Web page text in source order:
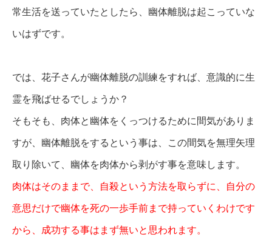
常生活を送っていたとしたら、幽体離脱は起こっていな
いはずです。
では、花子さんが幽体離脱の訓練をすれば、意識的に生
霊を飛ばせるでしょうか？
そもそも、肉体と幽体をくっつけるために間気がありま
すが、幽体離脱をするという事は、この間気を無理矢理
取り除いて、幽体を肉体から剥がす事を意味します。
肉体はそのままで、自殺という方法を取らずに、自分の
意思だけで幽体を死の一歩手前まで持っていくわけです
から、成功する事はまず無いと思われます。